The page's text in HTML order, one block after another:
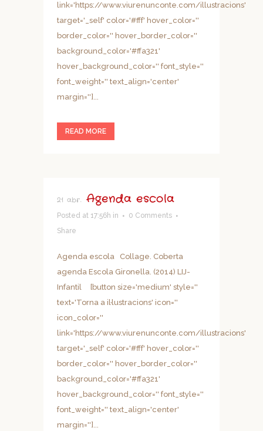
link='https://www.viurenunconte.com/illustracions'
target='_self' color='#fff' hover_color=''
border_color='' hover_border_color=''
background_color='#ffa321'
hover_background_color='' font_style=''
font_weight='' text_align='center'
margin='']...
READ MORE
21 abr. Agenda escola
Posted at 17:56h in
0 Comments
Share
Agenda escola Collage. Coberta
agenda Escola Gironella. (2014) LIJ-
Infantil [button size='medium' style=''
text='Torna a il·lustracions' icon=''
icon_color=''
link='https://www.viurenunconte.com/illustracions'
target='_self' color='#fff' hover_color=''
border_color='' hover_border_color=''
background_color='#ffa321'
hover_background_color='' font_style=''
font_weight='' text_align='center'
margin='']...